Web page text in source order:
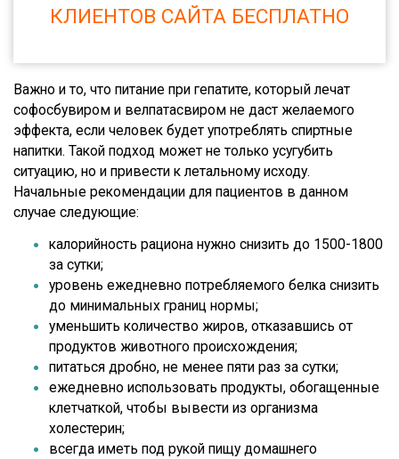
КЛИЕНТОВ САЙТА БЕСПЛАТНО
Важно и то, что питание при гепатите, который лечат
софосбувиром и велпатасвиром не даст желаемого
эффекта, если человек будет употреблять спиртные
напитки. Такой подход может не только усугубить
ситуацию, но и привести к летальному исходу.
Начальные рекомендации для пациентов в данном
случае следующие:
калорийность рациона нужно снизить до 1500-1800
за сутки;
уровень ежедневно потребляемого белка снизить
до минимальных границ нормы;
уменьшить количество жиров, отказавшись от
продуктов животного происхождения;
питаться дробно, не менее пяти раз за сутки;
ежедневно использовать продукты, обогащенные
клетчаткой, чтобы вывести из организма
холестерин;
всегда иметь под рукой пищу домашнего